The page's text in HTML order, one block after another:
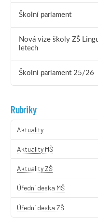
Školní parlament
Nová vize školy ZŠ
letech
Školní parlament 25/26
Rubriky
Aktuality
Aktuality MŠ
Aktuality ZŠ
Úřední deska MŠ
Úřední deska ZŠ